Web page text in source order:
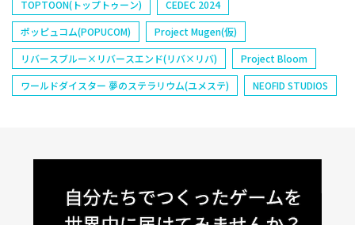
TOPTOON(トップトゥーン)
CEDEC 2024
ポッピュコム(POPUCOM)
Project Mugen(仮)
リバースブルー×リバースエンド(リバ×リバ)
Project Bloom
ワールドダイスター 夢のステラリウム(ユメステ)
NEOFID STUDIOS